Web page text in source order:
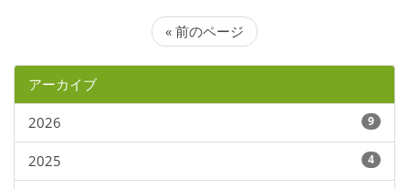
« 前のページ
アーカイブ
2026 9
2025 4